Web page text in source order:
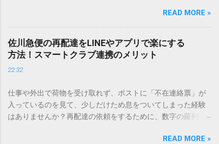
てしまいますよね。多くの人が「IMEパッド（手書き入力）」
を使いますが、実はマウスで一画ずつ書くのは非効率です
し、似た漢字が多すぎて結局見つからないことも少なくあり
ません。 そこで今回は、IMEパッドを使わずに、特定のコー
ドを打ち込むだけで一瞬で旧字や外字、特殊記号を呼び出す
「文字コード入力」のテクニックを詳しく解説します。 この
必要はありません。 1. なぜ「変換」しても旧字・外字が出て
こないのか？ そもそも、なぜ普通の変換で出てこない漢字が
あるのでしょうか。その理由は、パソコンが文字を認識する
READ MORE »
佐川急便の再配達をLINEやアプリで楽にする
方法！スマートクラブ連携のメリット
22:32
仕事や外出で荷物を受け取れず、ポストに「不在連絡票」が
入っているのを見て、少しだけため息をついてしまった経験
はありませんか？再配達の依頼をするために、数字の羅列を
ことに申し訳なさを感じたりすることもあるかもしれませ
READ MORE »